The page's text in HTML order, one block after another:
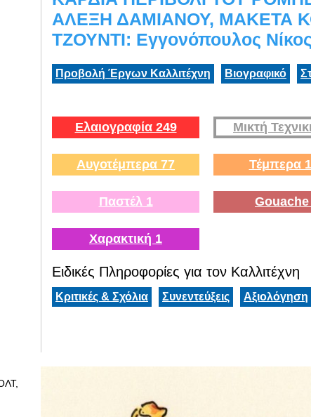
ΑΛΕΞΗ ΔΑΜΙΑΝΟΥ, ΜΑΚΕΤΑ
ΤΖΟΥΝΤΙ: Εγγονόπουλος Νίκος
Προβολή Έργων Καλλιτέχνη Βιογραφικό
Ελαιογραφία 249 Μικτή
Αυγοτέμπερα 77 Τέμπερα
Παστέλ 1 Gouache
Χαρακτική 1
Ειδικές Πληροφορίες για τον Καλλιτέχνη
Κριτικές & Σχόλια Συνεντεύξεις Αξιολόγηση